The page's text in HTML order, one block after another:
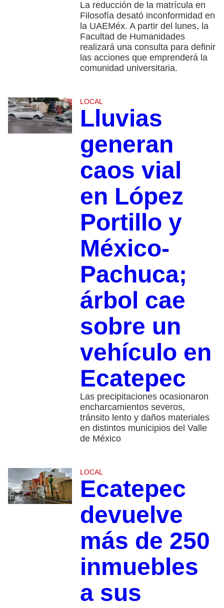
La reducción de la matrícula en
Filosofía desató inconformidad en
la UAEMéx. A partir del lunes, la
Facultad de Humanidades
realizará una consulta para definir
las acciones que emprenderá la
comunidad universitaria.
LOCAL
Lluvias
generan
caos vial
en López
Portillo y
México-
Pachuca;
árbol cae
sobre un
vehículo en
Ecatepec
Las precipitaciones ocasionaron
encharcamientos severos,
tránsito lento y daños materiales
en distintos municipios del Valle
de México
LOCAL
Ecatepec
devuelve
más de 250
inmuebles
a sus